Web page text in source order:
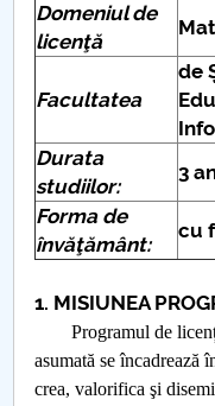
Études doctorales
Comisie de etica
Accesibilitate
Raportul
2024
Parteneri CUP
Domeniul de
licenţă
Facultatea
de
Durata
studiilor:
3
Forma de
învăţământ:
cu
1. MISIUNEA
Programul de
asumată se încadrează
crea, valorifica şi